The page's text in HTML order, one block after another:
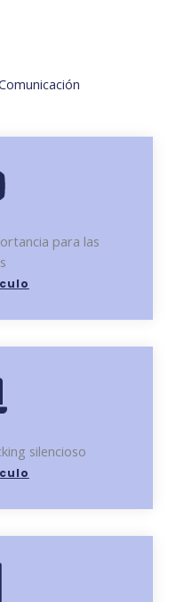
para las
silencioso